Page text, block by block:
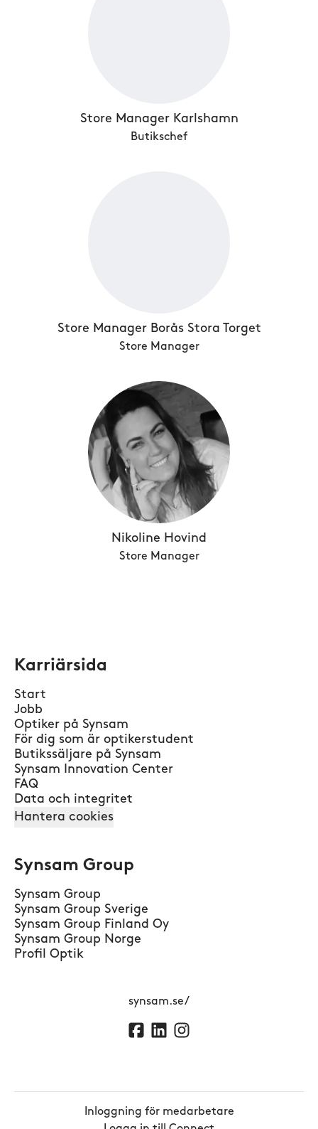
Store Manager Karlshamn
Butikschef
Store Manager Borås Stora Torget
Store Manager
Nikoline Hovind
Store Manager
Karriärsida
Start
Jobb
Optiker på Synsam
För dig som är optikerstudent
Butikssäljare på Synsam
Synsam Innovation Center
FAQ
Data och integritet
Hantera cookies
Synsam Group
Synsam Group
Synsam Group Sverige
Synsam Group Finland Oy
Synsam Group Norge
Profil Optik
synsam.se/
Inloggning för medarbetare